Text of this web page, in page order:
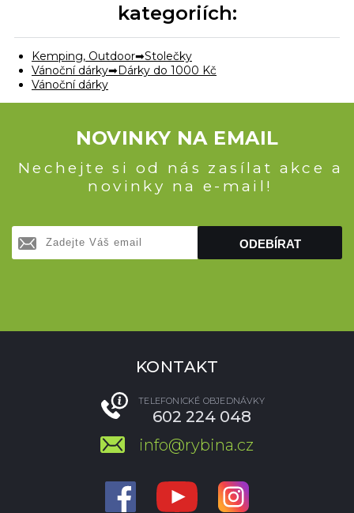
kategoriích:
Kemping, Outdoor
Stolečky
Vánoční dárky
Dárky do 1000 Kč
Vánoční dárky
NOVINKY NA EMAIL
Nechejte si od nás zasílat akce a
novinky na e-mail!
ODEBÍRAT
KONTAKT
TELEFONICKÉ OBJEDNÁVKY
602 224 048
info@rybina.cz